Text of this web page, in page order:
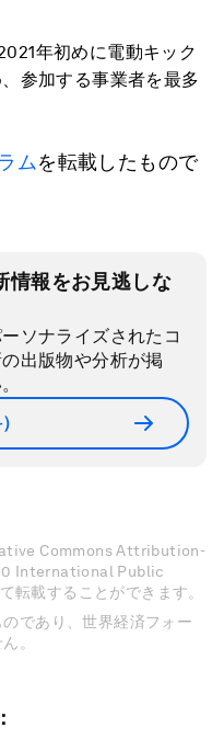
年初めに電動キック
参加する事業者を最多
ムを転載したもので
情報をお見逃しな
ソナライズされたコ
出版物や分析が掲
Commons Attribution-
International Public
転載することができます。
であり、世界経済フォー
。